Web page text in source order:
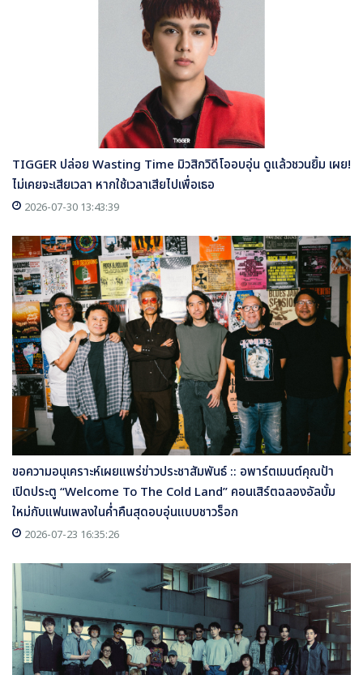
TIGGER ปล่อย Wasting Time มิวสิกวิดีโออบอุ่น ดูแล้วชวนยิ้ม เผย!
ไม่เคยจะเสียเวลา หากใช้เวลาเสียไปเพื่อเธอ
2026-07-30 13:43:39
ขอความอนุเคราะห์เผยแพร่ข่าวประชาสัมพันธ์ :: อพาร์ตเมนต์คุณป้า
เปิดประตู “Welcome To The Cold Land” คอนเสิร์ตฉลองอัลบั้ม
ใหม่กับแฟนเพลงในค่ำคืนสุดอบอุ่นแบบชาวร็อก
2026-07-23 16:35:26